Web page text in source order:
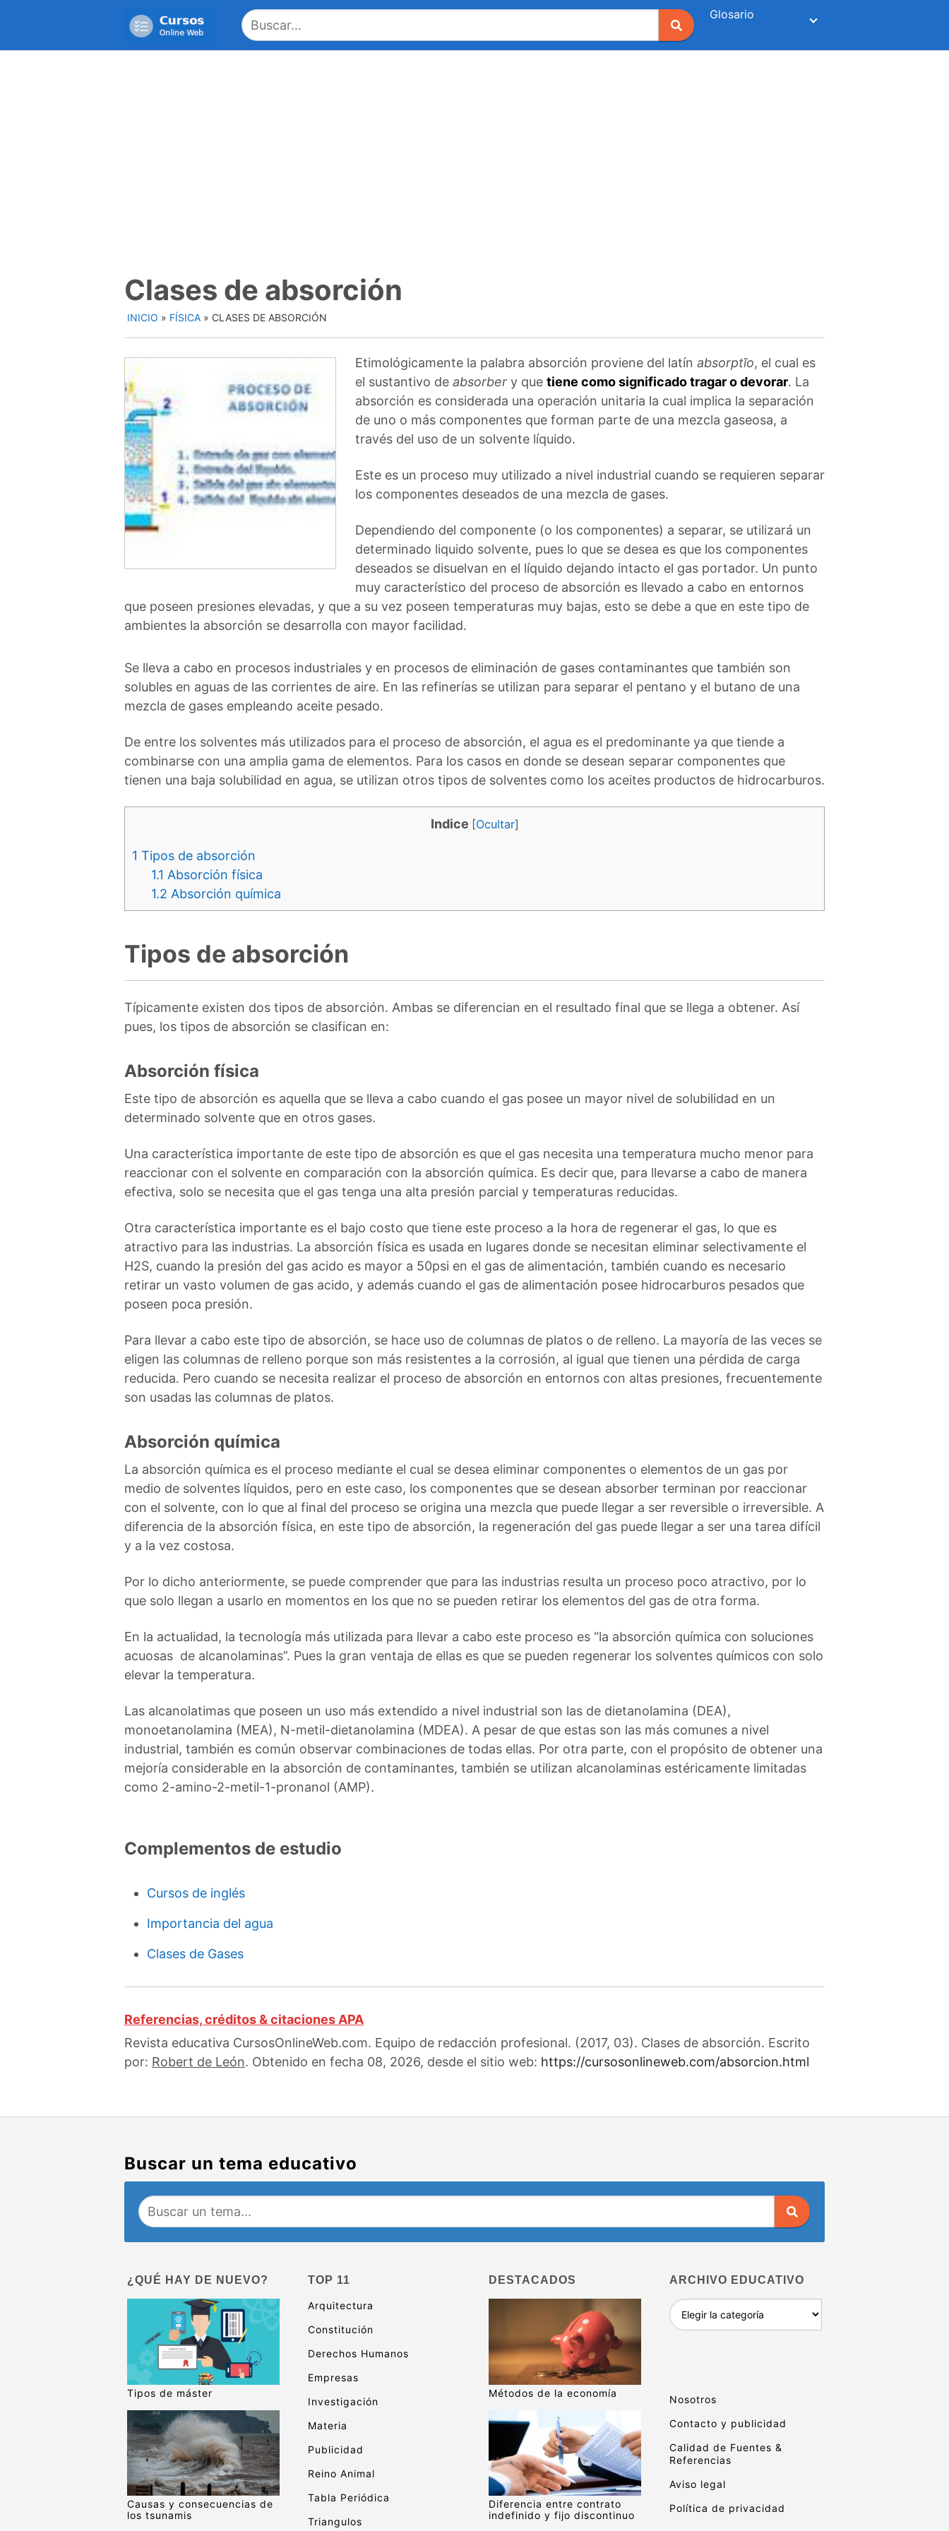
Glosario
Clases de absorción
INICIO » FÍSICA » CLASES DE ABSORCIÓN
Etimológicamente la palabra absorción proviene del latín absorptĭo, el cual es
el sustantivo de absorber y que tiene como significado tragar o devorar. La
absorción es considerada una operación unitaria la cual implica la separación
de uno o más componentes que forman parte de una mezcla gaseosa, a
través del uso de un solvente líquido.
Este es un proceso muy utilizado a nivel industrial cuando se requieren separar
los componentes deseados de una mezcla de gases.
Dependiendo del componente (o los componentes) a separar, se utilizará un
determinado liquido solvente, pues lo que se desea es que los componentes
deseados se disuelvan en el líquido dejando intacto el gas portador. Un punto
muy característico del proceso de absorción es llevado a cabo en entornos
que poseen presiones elevadas, y que a su vez poseen temperaturas muy bajas, esto se debe a que en este tipo de
ambientes la absorción se desarrolla con mayor facilidad.
Se lleva a cabo en procesos industriales y en procesos de eliminación de gases contaminantes que también son
solubles en aguas de las corrientes de aire. En las refinerías se utilizan para separar el pentano y el butano de una
mezcla de gases empleando aceite pesado.
De entre los solventes más utilizados para el proceso de absorción, el agua es el predominante ya que tiende a
combinarse con una amplia gama de elementos. Para los casos en donde se desean separar componentes que
tienen una baja solubilidad en agua, se utilizan otros tipos de solventes como los aceites productos de hidrocarburos.
Indice [Ocultar]
1 Tipos de absorción
1.1 Absorción física
1.2 Absorción química
Tipos de absorción
Típicamente existen dos tipos de absorción. Ambas se diferencian en el resultado final que se llega a obtener. Así
pues, los tipos de absorción se clasifican en:
Absorción física
Este tipo de absorción es aquella que se lleva a cabo cuando el gas posee un mayor nivel de solubilidad en un
determinado solvente que en otros gases.
Una característica importante de este tipo de absorción es que el gas necesita una temperatura mucho menor para
reaccionar con el solvente en comparación con la absorción química. Es decir que, para llevarse a cabo de manera
efectiva, solo se necesita que el gas tenga una alta presión parcial y temperaturas reducidas.
Otra característica importante es el bajo costo que tiene este proceso a la hora de regenerar el gas, lo que es
atractivo para las industrias. La absorción física es usada en lugares donde se necesitan eliminar selectivamente el
H2S, cuando la presión del gas acido es mayor a 50psi en el gas de alimentación, también cuando es necesario
retirar un vasto volumen de gas acido, y además cuando el gas de alimentación posee hidrocarburos pesados que
poseen poca presión.
Para llevar a cabo este tipo de absorción, se hace uso de columnas de platos o de relleno. La mayoría de las veces se
eligen las columnas de relleno porque son más resistentes a la corrosión, al igual que tienen una pérdida de carga
reducida. Pero cuando se necesita realizar el proceso de absorción en entornos con altas presiones, frecuentemente
son usadas las columnas de platos.
Absorción química
La absorción química es el proceso mediante el cual se desea eliminar componentes o elementos de un gas por
medio de solventes líquidos, pero en este caso, los componentes que se desean absorber terminan por reaccionar
con el solvente, con lo que al final del proceso se origina una mezcla que puede llegar a ser reversible o irreversible. A
diferencia de la absorción física, en este tipo de absorción, la regeneración del gas puede llegar a ser una tarea difícil
y a la vez costosa.
Por lo dicho anteriormente, se puede comprender que para las industrias resulta un proceso poco atractivo, por lo
que solo llegan a usarlo en momentos en los que no se pueden retirar los elementos del gas de otra forma.
En la actualidad, la tecnología más utilizada para llevar a cabo este proceso es “la absorción química con soluciones
acuosas de alcanolaminas”. Pues la gran ventaja de ellas es que se pueden regenerar los solventes químicos con solo
elevar la temperatura.
Las alcanolatimas que poseen un uso más extendido a nivel industrial son las de dietanolamina (DEA),
monoetanolamina (MEA), N-metil-dietanolamina (MDEA). A pesar de que estas son las más comunes a nivel
industrial, también es común observar combinaciones de todas ellas. Por otra parte, con el propósito de obtener una
mejoría considerable en la absorción de contaminantes, también se utilizan alcanolaminas estéricamente limitadas
como 2-amino-2-metil-1-pronanol (AMP).
Complementos de estudio
Cursos de inglés
Importancia del agua
Clases de Gases
Referencias, créditos & citaciones APA
Revista educativa CursosOnlineWeb.com. Equipo de redacción profesional. (2017, 03). Clases de absorción. Escrito
por: Robert de León. Obtenido en fecha 08, 2026, desde el sitio web: https://cursosonlineweb.com/absorcion.html
Buscar un tema educativo
¿QUÉ HAY DE NUEVO?
Tipos de máster
Causas y consecuencias de
los tsunamis
TOP 11
Arquitectura
Constitución
Derechos Humanos
Empresas
Investigación
Materia
Publicidad
Reino Animal
Tabla Periódica
Triangulos
DESTACADOS
Métodos de la economía
Diferencia entre contrato
indefinido y fijo discontinuo
ARCHIVO EDUCATIVO
Archivo
educativo
Nosotros
Contacto y publicidad
Calidad de Fuentes &
Referencias
Aviso legal
Política de privacidad